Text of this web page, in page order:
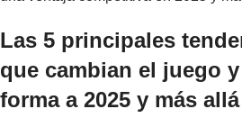
Las 5 principales
que cambian el juego
forma a 2025 y más allá